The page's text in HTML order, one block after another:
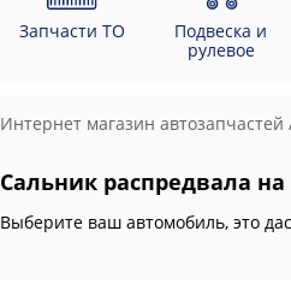
Запчасти ТО
Подвеска и
рулевое
Интернет магазин автозапчастей
Сальник распредвала на
Выберите ваш автомобиль, это